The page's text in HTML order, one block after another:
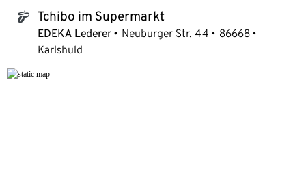
tchibo_logo Tchibo im Supermarkt
EDEKA Lederer Neuburger Str. 44
86668
Karlshuld